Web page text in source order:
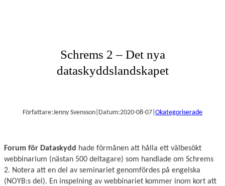
Schrems 2 – Det nya
dataskyddslandskapet
Författare:Jenny Svensson Datum:2020-08-07 Okategoriserade
Forum för Dataskydd hade förmånen att hålla ett välbesökt
webbinarium (nästan 500 deltagare) som handlade om Schrems
2. Notera att en del av seminariet genomfördes på engelska
(NOYB:s del). En inspelning av webbinariet kommer inom kort att